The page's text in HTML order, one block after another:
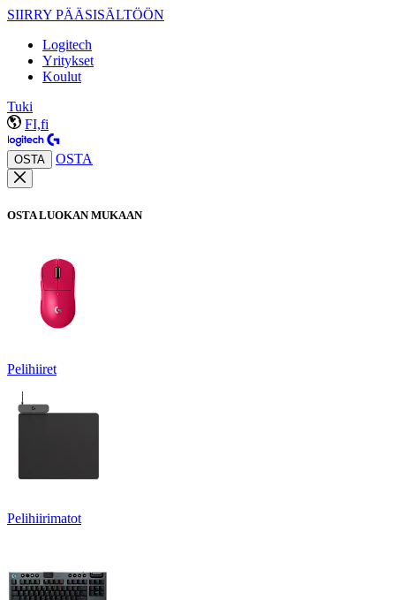
SIIRRY PÄÄSISÄLTÖÖN
Logitech
Yritykset
Koulut
Tuki
FI,fi
OSTA OSTA
OSTA LUOKAN MUKAAN
Pelihiiret
Pelihiirimatot